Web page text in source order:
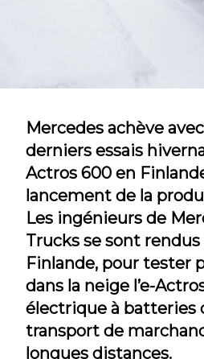
Mercedes achève
derniers essais
Actros 600 en
lancement de la
Les ingénieurs de
Trucks se sont
Finlande, pour tester
dans la neige l’e-
électrique à batteries
transport de
longues distances.